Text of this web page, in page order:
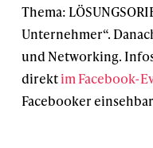
Thema:
Unternehmer“.
und Networking.
direktim Facebook-
Facebooker